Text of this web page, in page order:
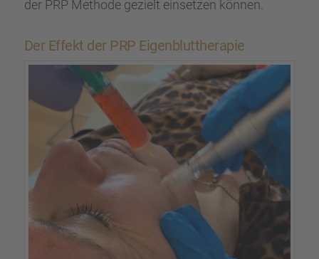
der PRP Methode gezielt einset­zen können.
Der Effekt der PRP Eigen­blut­the­ra­pie